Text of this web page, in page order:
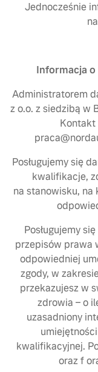
Jednocześnie
Informacja
Administratorem
z o.o. z siedzibą w
Posługujemy się
kwalifikacje,
na stanowisku,
Posługujemy
przepisów prawa
odpowiedniej
zgody, w
przekazujesz w
zdrowia – o
uzasadniony
kwalifikacyjnej.
oraz f